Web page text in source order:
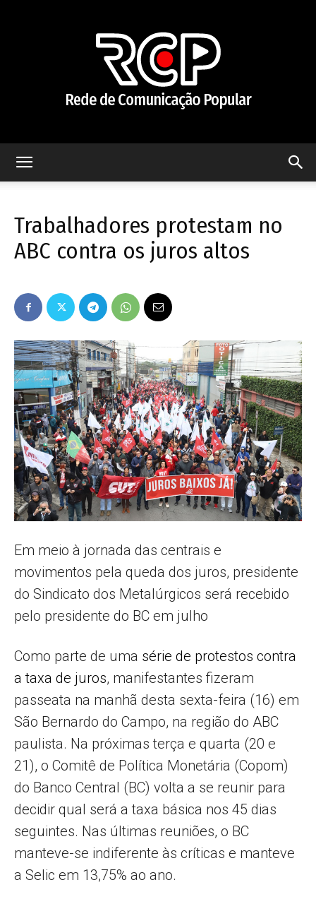
de
Comunicação
Popular
–
AL
Trabalhadores protestam no
ABC contra os juros altos
Em meio à jornada das centrais e
movimentos pela queda dos juros, presidente
do Sindicato dos Metalúrgicos será recebido
pelo presidente do BC em julho
Como parte de uma série de protestos contra
a taxa de juros, manifestantes fizeram
passeata na manhã desta sexta-feira (16) em
São Bernardo do Campo, na região do ABC
paulista. Na próximas terça e quarta (20 e
21), o Comitê de Política Monetária (Copom)
do Banco Central (BC) volta a se reunir para
decidir qual será a taxa básica nos 45 dias
seguintes. Nas últimas reuniões, o BC
manteve-se indiferente às críticas e manteve
a Selic em 13,75% ao ano.